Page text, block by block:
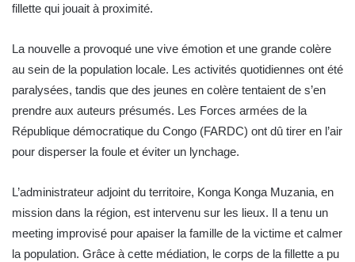
fillette qui jouait à proximité.
La nouvelle a provoqué une vive émotion et une grande colère
au sein de la population locale. Les activités quotidiennes ont été
paralysées, tandis que des jeunes en colère tentaient de s’en
prendre aux auteurs présumés. Les Forces armées de la
République démocratique du Congo (FARDC) ont dû tirer en l’air
pour disperser la foule et éviter un lynchage.
L’administrateur adjoint du territoire, Konga Konga Muzania, en
mission dans la région, est intervenu sur les lieux. Il a tenu un
meeting improvisé pour apaiser la famille de la victime et calmer
la population. Grâce à cette médiation, le corps de la fillette a pu